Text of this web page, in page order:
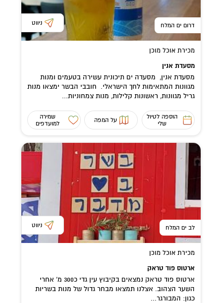
דרום ים המלח ניווט
מכירת אוכל מוכן
מסעדת אנין
מסעדת אנין, מסעדה ים תיכונית עשירה בטעמים ומנות
מגוונות המתאימות לחך הישראלי. חובבי הבשר ימצאו מנות
גריל מגוונות, ראשונות קלילות, מנות צמחוניות...
הוספה לטיול
שלי
על המפה
שמירה
למועדפים
לב ים המלח ניווט
מכירת אוכל מוכן
ארטוס פוד טראק
ארטוס פוד טראק נמצאים בקיבוץ עין גדי כ300 מ' אחרי
השער הצהוב. אצלנו תמצאו מבחר גדול של מנות בשריות
כגון: המבורגר...